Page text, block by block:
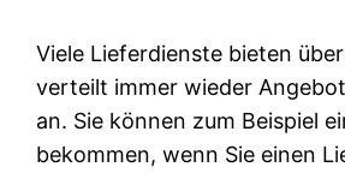
Viele Lieferdienste bieten
verteilt immer wieder
an. Sie können zum Beispiel
bekommen, wenn Sie einen